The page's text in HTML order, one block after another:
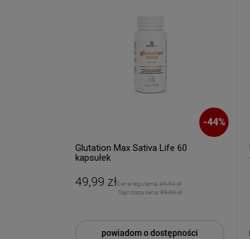
-44%
Glutation Max Sativa Life 60
kapsułek
49,99 złCena regularna: 89,90 zł
Najniższa cena: 89,90 zł
powiadom o dostępności